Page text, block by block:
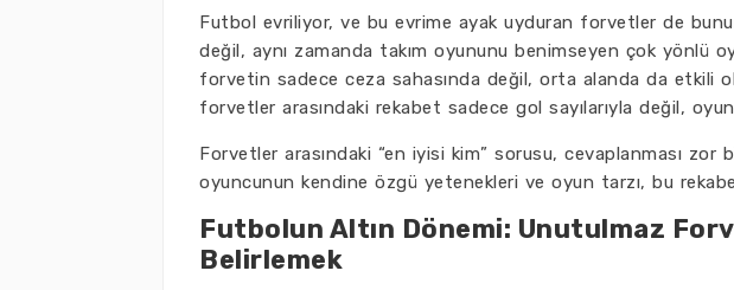
Futbol evriliyor, ve bu evrime ayak uyduran forvetler de
değil, aynı zamanda takım oyununu benimseyen çok yönlü
forvetin sadece ceza sahasında değil, orta alanda da etkili
forvetler arasındaki rekabet sadece gol sayılarıyla değil,
Forvetler arasındaki “en iyisi kim” sorusu, cevaplanması zor
oyuncunun kendine özgü yetenekleri ve oyun tarzı, bu
Futbolun Altın Dönemi: Unutulmaz
Belirlemek